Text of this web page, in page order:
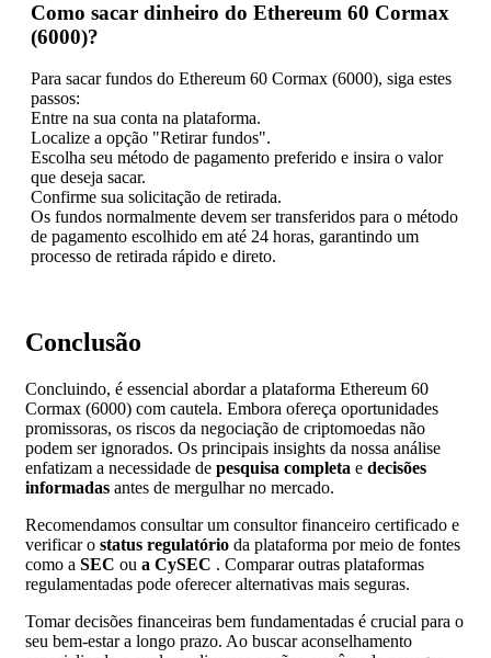
Como sacar dinheiro do Ethereum 60 Cormax
(6000)?
Para sacar fundos do Ethereum 60 Cormax (6000), siga estes
passos:
Entre na sua conta na plataforma.
Localize a opção "Retirar fundos".
Escolha seu método de pagamento preferido e insira o valor
que deseja sacar.
Confirme sua solicitação de retirada.
Os fundos normalmente devem ser transferidos para o método
de pagamento escolhido em até 24 horas, garantindo um
processo de retirada rápido e direto.
Conclusão
Concluindo, é essencial abordar a plataforma Ethereum 60
Cormax (6000) com cautela. Embora ofereça oportunidades
promissoras, os riscos da negociação de criptomoedas não
podem ser ignorados. Os principais insights da nossa análise
enfatizam a necessidade de pesquisa completa e decisões
informadas antes de mergulhar no mercado.
Recomendamos consultar um consultor financeiro certificado e
verificar o status regulatório da plataforma por meio de fontes
como a SEC ou a CySEC . Comparar outras plataformas
regulamentadas pode oferecer alternativas mais seguras.
Tomar decisões financeiras bem fundamentadas é crucial para o
seu bem-estar a longo prazo. Ao buscar aconselhamento